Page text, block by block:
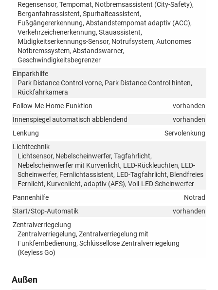
Regensensor, Tempomat, Notbremsassistent (City-Safety),
Berganfahrassistent, Spurhalteassistent,
Fußgängererkennung, Abstandstempomat adaptiv (ACC),
Verkehrzeichenerkennung, Stauassistent,
Müdigkeitserkennungs-Sensor, Notrufsystem, Autonomes
Notbremssystem, Abstandswarner,
Geschwindigkeitsbegrenzer
Einparkhilfe
Park Distance Control vorne, Park Distance Control hinten,
Rückfahrkamera
Follow-Me-Home-Funktion
vorhanden
Innenspiegel automatisch abblendend
vorhanden
Lenkung
Servolenkung
Lichttechnik
Lichtsensor, Nebelscheinwerfer, Tagfahrlicht,
Nebelscheinwerfer mit Kurvenlicht, LED-Rückleuchten, LED-
Scheinwerfer, Fernlichtassistent, LED-Tagfahrlicht, Blendfreies
Fernlicht, Kurvenlicht, adaptiv (AFS), Voll-LED Scheinwerfer
Pannenhilfe
Notrad
Start/Stop-Automatik
vorhanden
Zentralverriegelung
Zentralverriegelung, Zentralverriegelung mit
Funkfernbedienung, Schlüssellose Zentralverriegelung
(Keyless Go)
Außen